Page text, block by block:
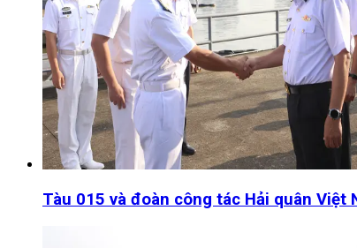
Tàu 015 và đoàn công tác Hải quân